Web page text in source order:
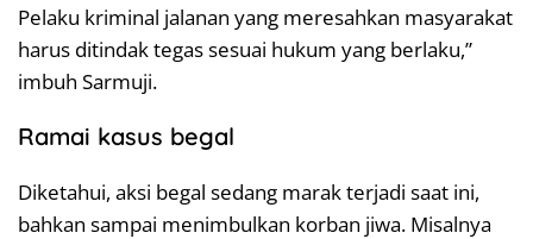
Pelaku kriminal jalanan yang meresahkan masyarakat
harus ditindak tegas sesuai hukum yang berlaku,”
imbuh Sarmuji.
Ramai kasus begal
Diketahui, aksi begal sedang marak terjadi saat ini,
bahkan sampai menimbulkan korban jiwa. Misalnya